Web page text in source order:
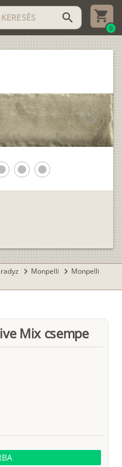
search
0
lens lens
chevron_right
chevron_right Monpelli chevron_right Monpelli
Mix csempe